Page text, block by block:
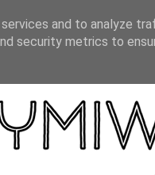
and to analyze
security metrics to